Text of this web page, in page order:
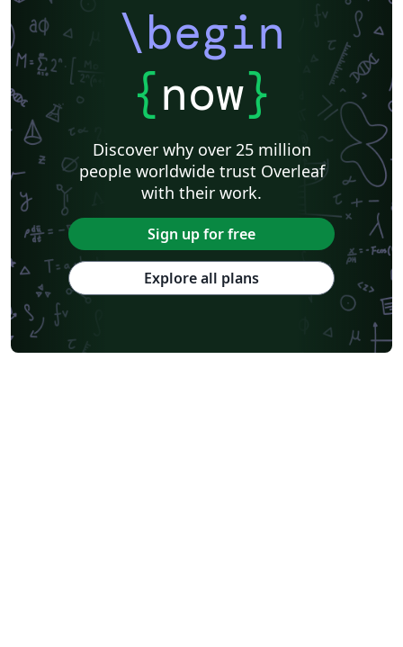
\begin
{now}
Discover why over 25 million
people worldwide trust Overleaf
with their work.
Sign up for free
Explore all plans